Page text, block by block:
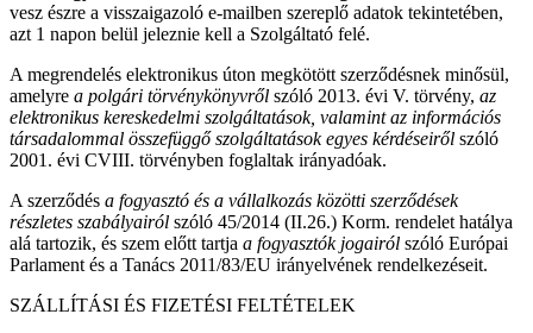
vesz észre a visszaigazoló e-mailben szereplő adatok tekintetében,
azt 1 napon belül jeleznie kell a Szolgáltató felé.
A megrendelés elektronikus úton megkötött szerződésnek minősül,
amelyre a polgári törvénykönyvről szóló 2013. évi V. törvény, az
elektronikus kereskedelmi szolgáltatások, valamint az információs
társadalommal összefüggő szolgáltatások egyes kérdéseiről szóló
2001. évi CVIII. törvényben foglaltak irányadóak.
A szerződés a fogyasztó és a vállalkozás közötti szerződések
részletes szabályairól szóló 45/2014 (II.26.) Korm. rendelet hatálya
alá tartozik, és szem előtt tartja a fogyasztók jogairól szóló Európai
Parlament és a Tanács 2011/83/EU irányelvének rendelkezéseit.
SZÁLLÍTÁSI ÉS FIZETÉSI FELTÉTELEK